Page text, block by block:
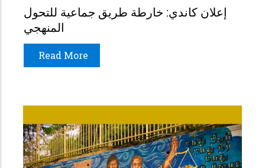
إعلان كاندي: خارطة طريق جماعية للتحول
المنهجي
Read More